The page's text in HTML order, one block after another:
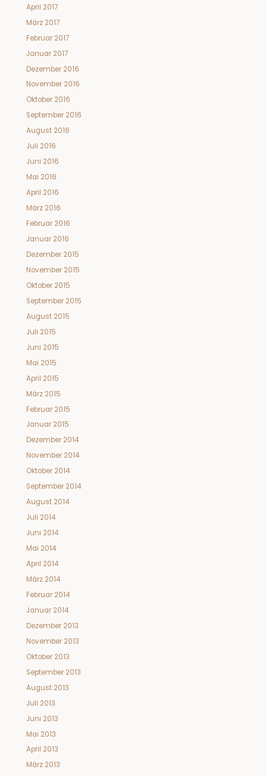
April 2017
März 2017
Februar 2017
Januar 2017
Dezember 2016
November 2016
Oktober 2016
September 2016
August 2016
Juli 2016
Juni 2016
Mai 2016
April 2016
März 2016
Februar 2016
Januar 2016
Dezember 2015
November 2015
Oktober 2015
September 2015
August 2015
Juli 2015
Juni 2015
Mai 2015
April 2015
März 2015
Februar 2015
Januar 2015
Dezember 2014
November 2014
Oktober 2014
September 2014
August 2014
Juli 2014
Juni 2014
Mai 2014
April 2014
März 2014
Februar 2014
Januar 2014
Dezember 2013
November 2013
Oktober 2013
September 2013
August 2013
Juli 2013
Juni 2013
Mai 2013
April 2013
März 2013